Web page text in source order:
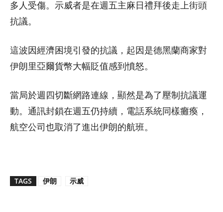
多人受傷。示威者是在週五主麻日禮拜後走上街頭
抗議。
這波因經濟困境引發的抗議，起因是德黑蘭商家對
伊朗里亞爾貨幣大幅貶值感到憤怒。
當局於週四切斷網路連線，顯然是為了壓制抗議運
動。通訊封鎖在週五仍持續，電話系統同樣癱瘓，
航空公司也取消了進出伊朗的航班。
TAGS 伊朗 示威